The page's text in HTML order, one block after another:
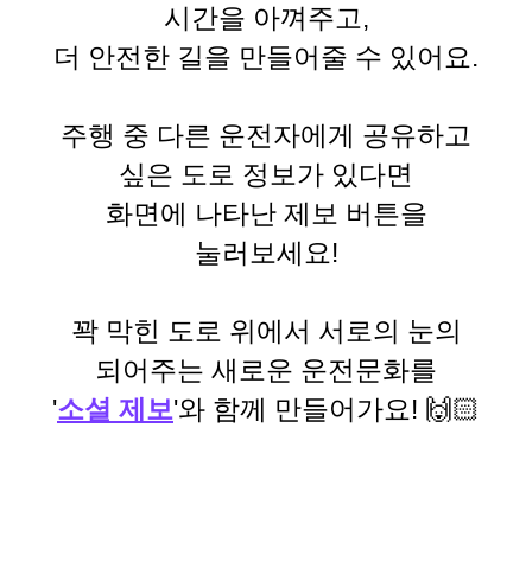
시간을 아껴주고,
더 안전한 길을 만들어줄 수 있어요.
주행 중 다른 운전자에게 공유하고
싶은 도로 정보가 있다면
화면에 나타난 제보 버튼을
눌러보세요!
꽉 막힌 도로 위에서 서로의 눈의
되어주는 새로운 운전문화를
'소셜 제보'와 함께 만들어가요! 🙌🏻